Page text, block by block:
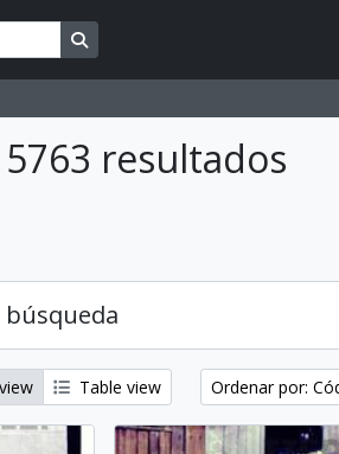
Search in browse page
resultados
búsqueda
Table view Ordenar por: